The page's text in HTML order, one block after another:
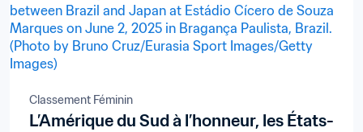
Classement Féminin
L’Amérique du Sud à l’honneur, les États-